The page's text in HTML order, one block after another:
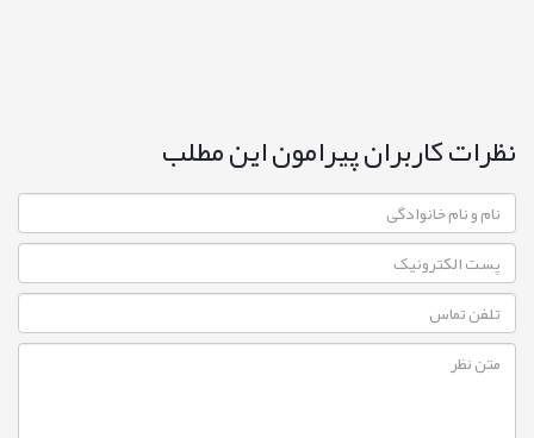
نظرات کاربران پیرامون این مطلب